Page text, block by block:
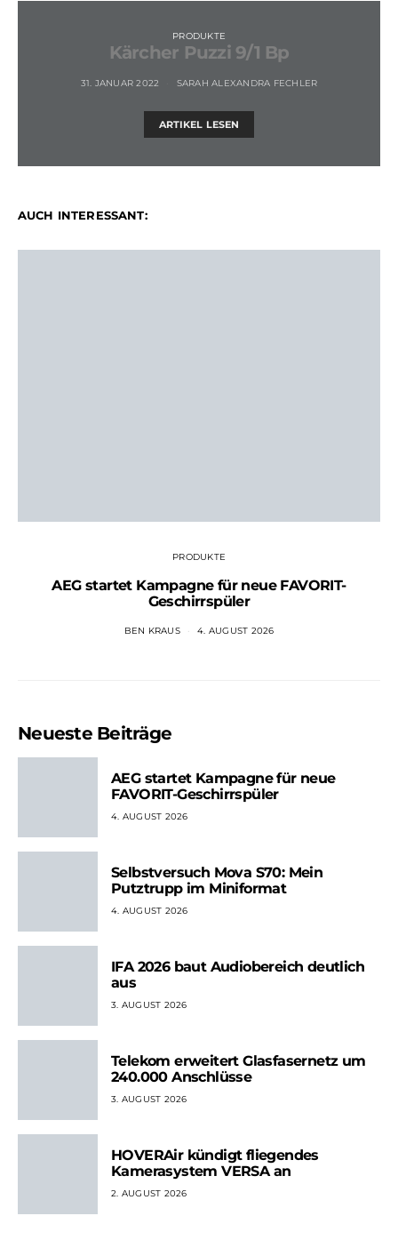
PRODUKTE
Kärcher Puzzi 9/1 Bp
31. JANUAR 2022 SARAH ALEXANDRA FECHLER
ARTIKEL LESEN
AUCH INTERESSANT:
PRODUKTE
AEG startet Kampagne für neue FAVORIT-
Geschirrspüler
BEN KRAUS 4. AUGUST 2026
Neueste Beiträge
AEG startet Kampagne für neue
FAVORIT-Geschirrspüler
4. AUGUST 2026
Selbstversuch Mova S70: Mein
Putztrupp im Miniformat
4. AUGUST 2026
IFA 2026 baut Audiobereich deutlich
aus
3. AUGUST 2026
Telekom erweitert Glasfasernetz um
240.000 Anschlüsse
3. AUGUST 2026
HOVERAir kündigt fliegendes
Kamerasystem VERSA an
2. AUGUST 2026